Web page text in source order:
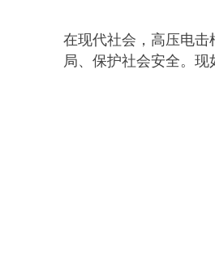
在现代社会，高压电
局、保护社会安全。现